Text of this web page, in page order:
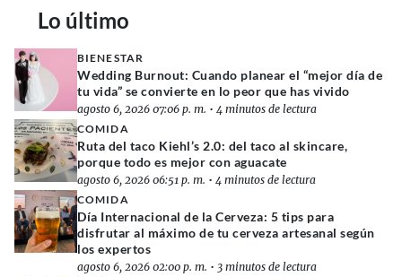
Lo último
BIENESTAR
Wedding Burnout: Cuando planear el “mejor día de
tu vida” se convierte en lo peor que has vivido
agosto 6, 2026 07:06 p. m. • 4 minutos de lectura
COMIDA
Ruta del taco Kiehl’s 2.0: del taco al skincare,
porque todo es mejor con aguacate
agosto 6, 2026 06:51 p. m. • 4 minutos de lectura
COMIDA
Día Internacional de la Cerveza: 5 tips para
disfrutar al máximo de tu cerveza artesanal según
los expertos
agosto 6, 2026 02:00 p. m. • 3 minutos de lectura